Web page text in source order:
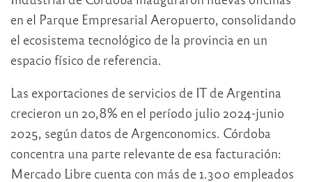
en el Parque Empresarial Aeropuerto, consolidando
el ecosistema tecnológico de la provincia en un
espacio físico de referencia.
Las exportaciones de servicios de IT de Argentina
crecieron un 20,8% en el período julio 2024-junio
2025, según datos de Argenconomics. Córdoba
concentra una parte relevante de esa facturación:
Mercado Libre cuenta con más de 1.300 empleados